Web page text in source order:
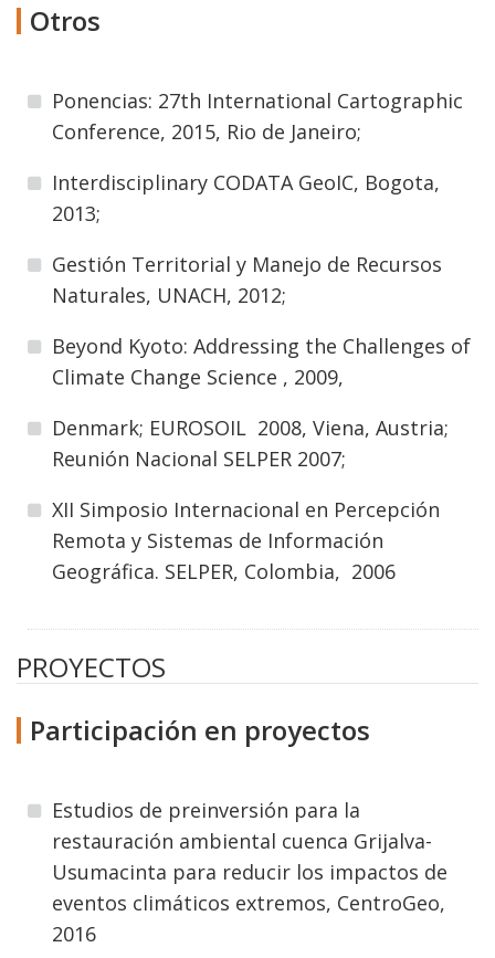
Otros
Ponencias: 27th International Cartographic
Conference, 2015, Rio de Janeiro;
Interdisciplinary CODATA GeoIC, Bogota,
2013;
Gestión Territorial y Manejo de Recursos
Naturales, UNACH, 2012;
Beyond Kyoto: Addressing the Challenges of
Climate Change Science , 2009,
Denmark; EUROSOIL 2008, Viena, Austria;
Reunión Nacional SELPER 2007;
XII Simposio Internacional en Percepción
Remota y Sistemas de Información
Geográfica. SELPER, Colombia, 2006
PROYECTOS
Participación en proyectos
Estudios de preinversión para la
restauración ambiental cuenca Grijalva-
Usumacinta para reducir los impactos de
eventos climáticos extremos, CentroGeo,
2016